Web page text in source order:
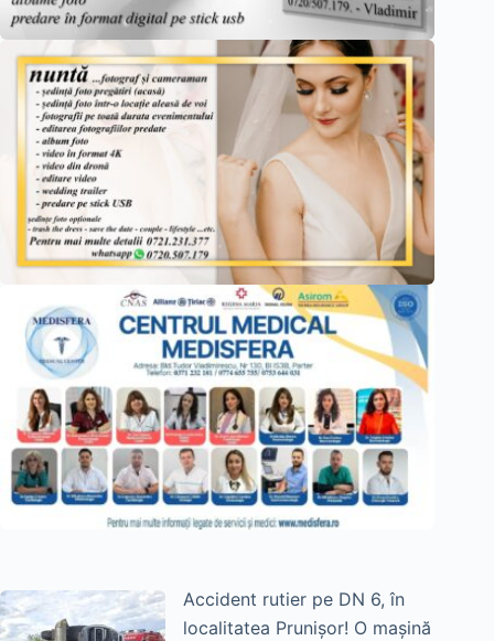
Accident rutier pe DN 6, în
localitatea Prunișor! O mașină